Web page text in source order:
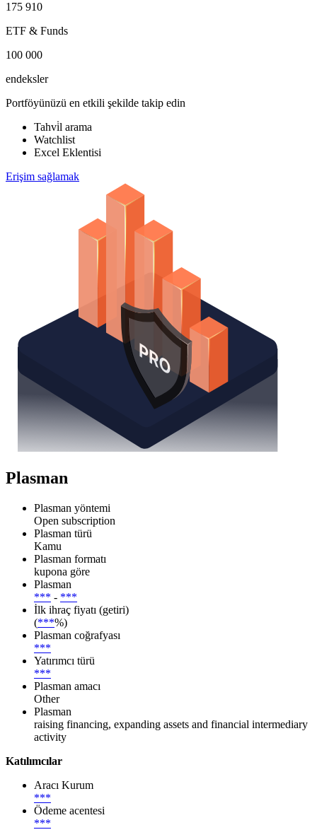
175 910
ETF & Funds
100 000
endeksler
Portföyünüzü en etkili şekilde takip edin
Tahvi̇l arama
Watchlist
Excel Eklentisi
Erişim sağlamak
Plasman
Plasman yöntemi
Open subscription
Plasman türü
Kamu
Plasman formatı
kupona göre
Plasman
*** - ***
İlk ihraç fiyatı (getiri)
(***%)
Plasman coğrafyası
***
Yatırımcı türü
***
Plasman amacı
Other
Plasman
raising financing, expanding assets and financial intermediary
activity
Katılımcılar
Aracı Kurum
***
Ödeme acentesi
***